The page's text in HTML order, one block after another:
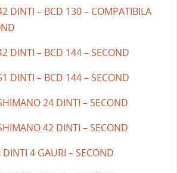
DINTI – BCD 130 – COMPATIBILA
DINTI – BCD 144 – SECOND
DINTI – BCD 144 – SECOND
24 DINTI – SECOND
42 DINTI – SECOND
DINTI 4 GAURI – SECOND